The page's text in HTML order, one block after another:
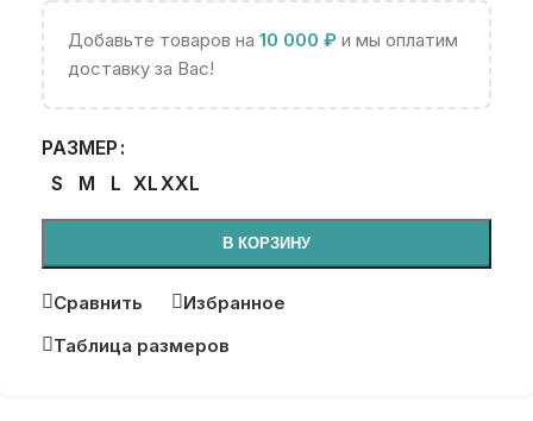
Добавьте товаров на 10 000 ₽ и мы оплатим
доставку за Вас!
РАЗМЕР
S
M L XLXXL
В КОРЗИНУ
Сравнить
Избранное
Таблица размеров